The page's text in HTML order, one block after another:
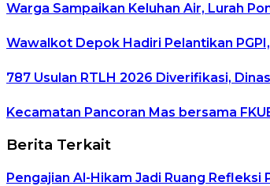
Warga Sampaikan Keluhan Air, Lurah
Wawalkot Depok Hadiri Pelantikan
787 Usulan RTLH 2026 Diverifikasi,
Kecamatan Pancoran Mas bersama
Berita Terkait
Pengajian Al-Hikam Jadi Ruang Refleksi